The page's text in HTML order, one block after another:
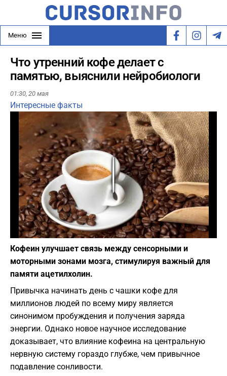
Меню
Что утренний кофе делает с
памятью, выяснили нейробиологи
01:30, 20 мая
Интересные факты
Play
Фото: depositphotos.com
Кофеин улучшает связь между сенсорными и
моторными зонами мозга, стимулируя важный для
памяти ацетилхолин.
Привычка начинать день с чашки кофе для
миллионов людей по всему миру является
синонимом пробуждения и получения заряда
энергии. Однако новое научное исследование
доказывает, что влияние кофеина на центральную
нервную систему гораздо глубже, чем привычное
подавление сонливости.